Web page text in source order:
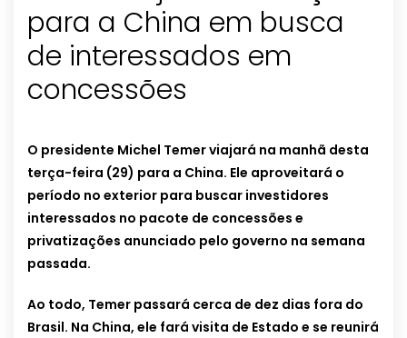
para a China em busca
de interessados em
concessões
O presidente Michel Temer viajará na manhã desta
terça-feira (29) para a China. Ele aproveitará o
período no exterior para buscar investidores
interessados no pacote de concessões e
privatizações anunciado pelo governo na semana
passada.
Ao todo, Temer passará cerca de dez dias fora do
Brasil. Na China, ele fará visita de Estado e se reunirá